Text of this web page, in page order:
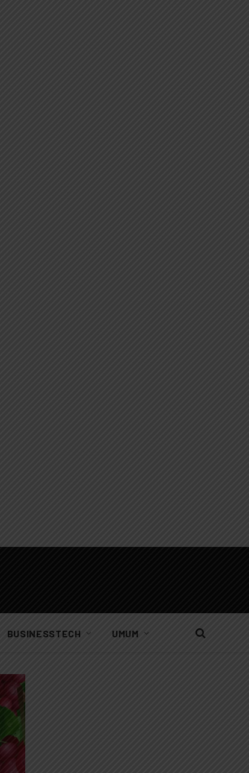
BUSINESSTECH UMUM